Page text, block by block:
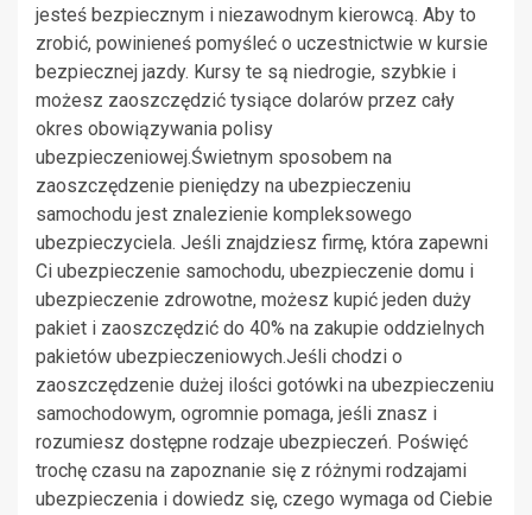
jesteś bezpiecznym i niezawodnym kierowcą. Aby to
zrobić, powinieneś pomyśleć o uczestnictwie w kursie
bezpiecznej jazdy. Kursy te są niedrogie, szybkie i
możesz zaoszczędzić tysiące dolarów przez cały
okres obowiązywania polisy
ubezpieczeniowej.Świetnym sposobem na
zaoszczędzenie pieniędzy na ubezpieczeniu
samochodu jest znalezienie kompleksowego
ubezpieczyciela. Jeśli znajdziesz firmę, która zapewni
Ci ubezpieczenie samochodu, ubezpieczenie domu i
ubezpieczenie zdrowotne, możesz kupić jeden duży
pakiet i zaoszczędzić do 40% na zakupie oddzielnych
pakietów ubezpieczeniowych.Jeśli chodzi o
zaoszczędzenie dużej ilości gotówki na ubezpieczeniu
samochodowym, ogromnie pomaga, jeśli znasz i
rozumiesz dostępne rodzaje ubezpieczeń. Poświęć
trochę czasu na zapoznanie się z różnymi rodzajami
ubezpieczenia i dowiedz się, czego wymaga od Ciebie